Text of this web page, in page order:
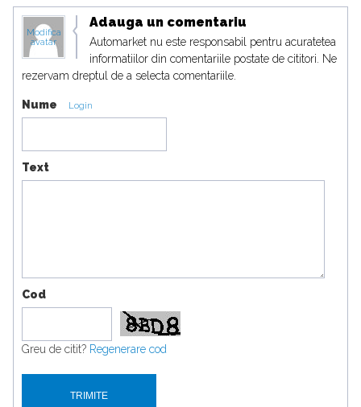
Modifica
avatar
Adauga un comentariu
Automarket nu este responsabil pentru acuratetea
informatiilor din comentariile postate de cititori. Ne
rezervam dreptul de a selecta comentariile.
Nume Login
Text
Cod
Greu de citit? Regenerare cod